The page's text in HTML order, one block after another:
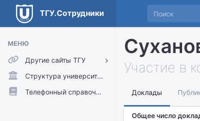
ТГУ.Сотрудники
МЕНЮ
Другие сайты ТГУ
ТГУ.Аккаунты
ТГУ.Расписание
Структура университета
Телефонный справочник
Участие в
Доклады
Общее число